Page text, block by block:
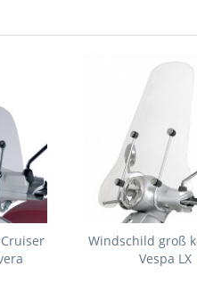
Windschild groß
Vespa LX